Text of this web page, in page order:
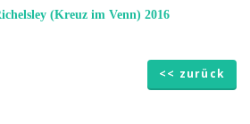
(Kreuz im Venn) 2016
<< zurück